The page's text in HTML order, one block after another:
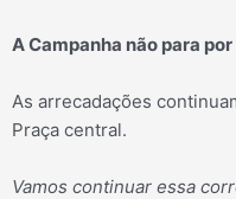
A Campanha não para
As arrecadações
Praça central.
Vamos continuar essa